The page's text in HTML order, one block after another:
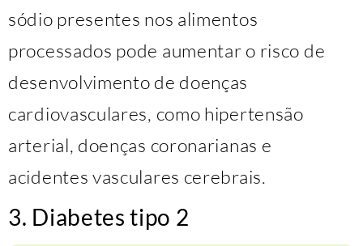
sódio presentes nos alimentos
processados pode aumentar o risco de
desenvolvimento de doenças
cardiovasculares, como hipertensão
arterial, doenças coronarianas e
acidentes vasculares cerebrais.
3. Diabetes tipo 2